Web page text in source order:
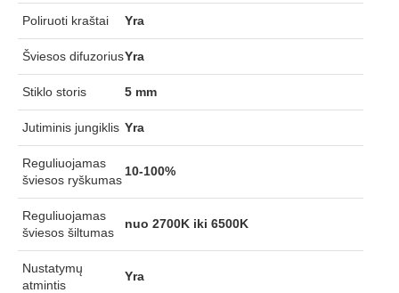
Poliruoti kraštai Yra
Šviesos difuzoriusYra
Stiklo storis 5 mm
Jutiminis jungiklis Yra
Reguliuojamas
šviesos ryškumas
10-100%
Reguliuojamas
šviesos šiltumas
nuo 2700K iki 6500K
Nustatymų
atmintis
Yra